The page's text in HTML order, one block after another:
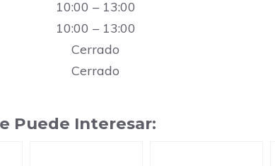
10:00 – 13:00
10:00 – 13:00
Cerrado
Cerrado
Puede Interesar: